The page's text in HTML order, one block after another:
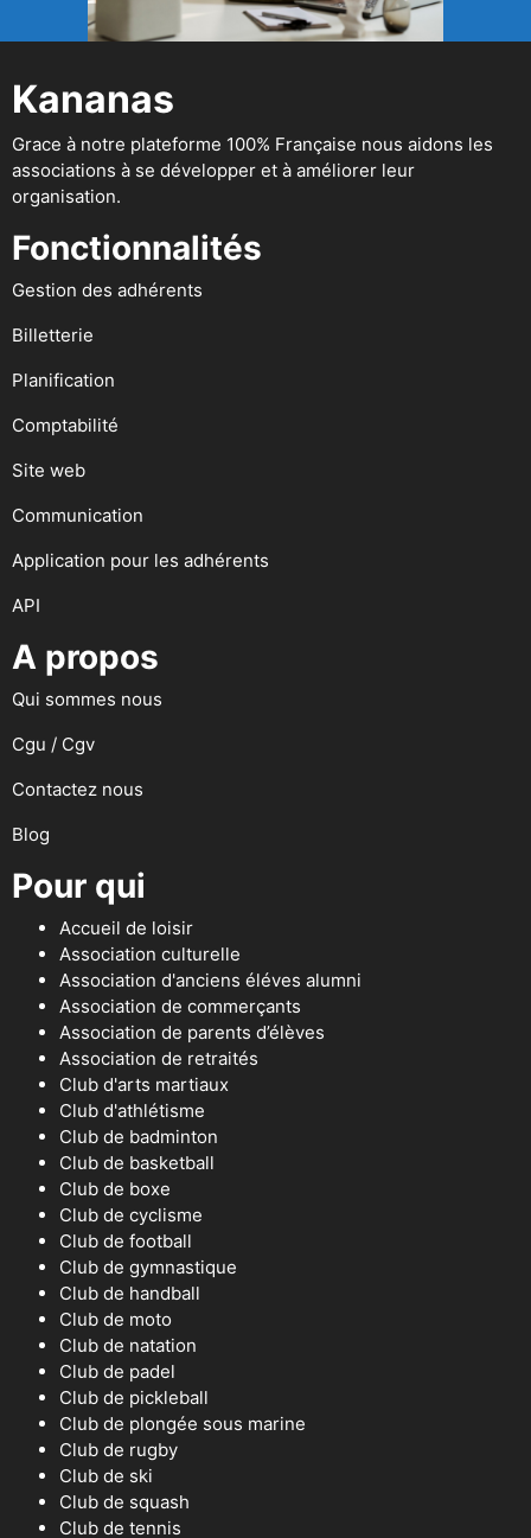
Kananas
Grace à notre plateforme 100% Française nous aidons les
associations à se développer et à améliorer leur
organisation.
Fonctionnalités
Gestion des adhérents
Billetterie
Planification
Comptabilité
Site web
Communication
Application pour les adhérents
API
A propos
Qui sommes nous
Cgu / Cgv
Contactez nous
Blog
Pour qui
Accueil de loisir
Association culturelle
Association d'anciens éléves alumni
Association de commerçants
Association de parents d’élèves
Association de retraités
Club d'arts martiaux
Club d'athlétisme
Club de badminton
Club de basketball
Club de boxe
Club de cyclisme
Club de football
Club de gymnastique
Club de handball
Club de moto
Club de natation
Club de padel
Club de pickleball
Club de plongée sous marine
Club de rugby
Club de ski
Club de squash
Club de tennis